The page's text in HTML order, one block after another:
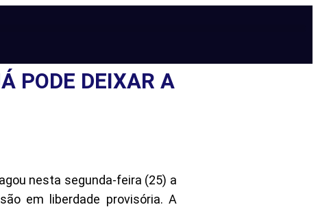
PODE DEIXAR A
nesta segunda-feira (25) a
em liberdade provisória. A